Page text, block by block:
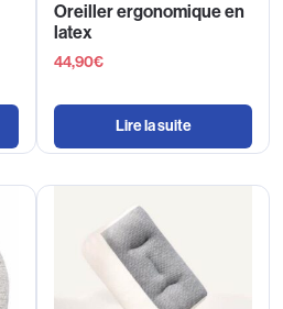
Oreiller ergonomique en
latex
44,90€
Lire la suite